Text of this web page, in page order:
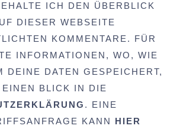
ICH DEN ÜBERBLICK
DIESER WEBSEITE
KOMMENTARE. FÜR
INFORMATIONEN, WO, WIE
DEINE DATEN GESPEICHERT,
BLICK IN DIE
. EINE
KANN HIER